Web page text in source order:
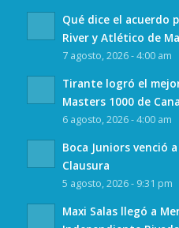
Qué dice el acuerdo
River y Atlético de
7 agosto, 2026 - 4:00 am
Tirante logró el
Masters 1000 de
6 agosto, 2026 - 4:00 am
Boca Juniors venció
Clausura
5 agosto, 2026 - 9:31 pm
Maxi Salas llegó a